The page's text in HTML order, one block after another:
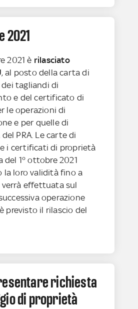
2021
2021 è rilasciato
, al posto della carta di
tagliandi di
e del certificato di
le operazioni di
e per quelle di
PRA. Le carte di
i certificati di proprietà
del 1° ottobre 2021
la loro validità fino a
effettuata sul
operazione
previsto il rilascio del
richiesta
di proprietà